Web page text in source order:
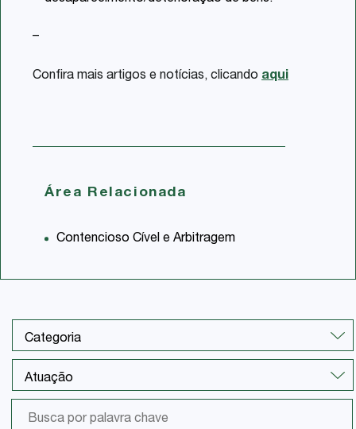
–
Confira mais artigos e notícias, clicando aqui
Área Relacionada
Contencioso Cível e Arbitragem